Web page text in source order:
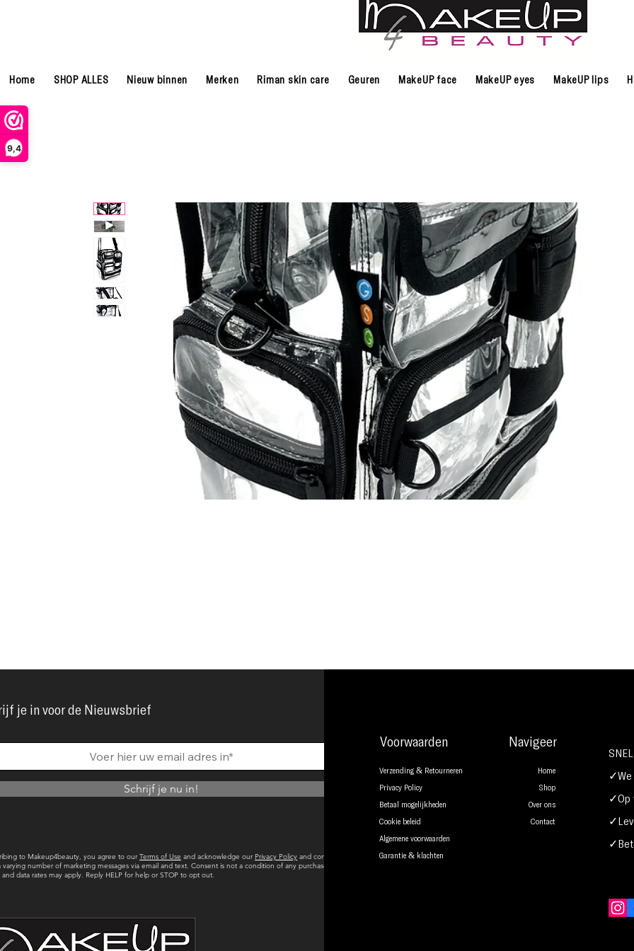
9,4
Home SHOP ALLES Nieuw binnen Merken Riman skin care Geuren MakeUP face MakeUP eyes MakeUP lips
je in voor de Nieuwsbrief
Schrijf je nu in!
to Makeup4beauty, you agree to ourTerms of Use and acknowledge our Privacy Policy and consent to
varying number of marketing messages via email and text. Consent is not a condition of any purchase.
and data rates may apply. Reply HELP for help or STOP to opt out.
Voorwaarden
Verzending & Retourneren
Privacy Policy
Betaal mogelijkheden
Cookie beleid
Algemene voorwaarden
Garantie & klachten
Navigeer
Home
Shop
Over ons
Contact
✓We
✓Op